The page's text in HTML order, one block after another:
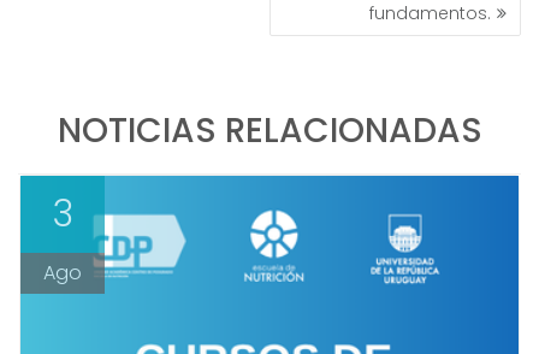
fundamentos.
NOTICIAS RELACIONADAS
3
Ago